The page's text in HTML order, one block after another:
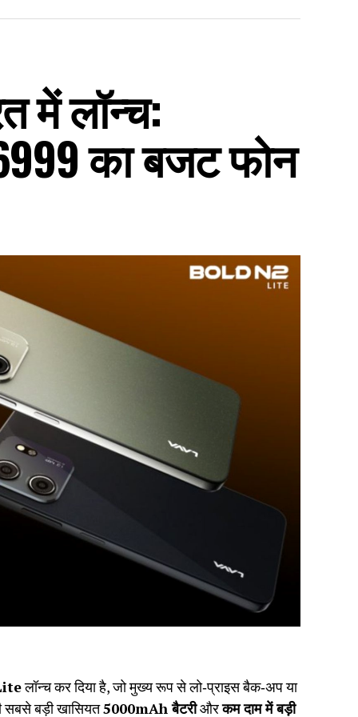
में लॉन्च:
का बजट फोन
लॉन्च कर दिया है, जो मुख्य रूप से लो‑प्राइस बैक‑अप या
सबसे बड़ी खासियत5000mAh बैटरीऔरकम दाम में बड़ी